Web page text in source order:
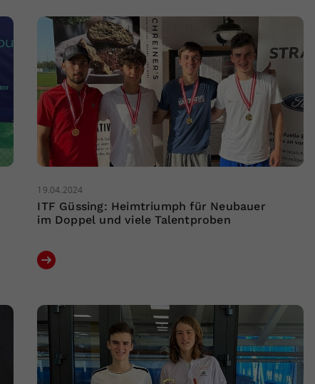
19.04.2024
ITF Güssing: Heimtriumph für Neubauer
im Doppel und viele Talentproben